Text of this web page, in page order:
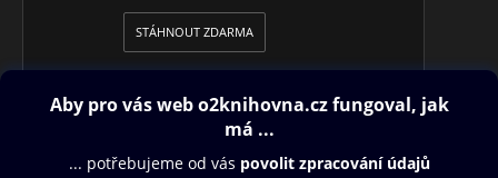
STÁHNOUT ZDARMA
Obsah ke stažení